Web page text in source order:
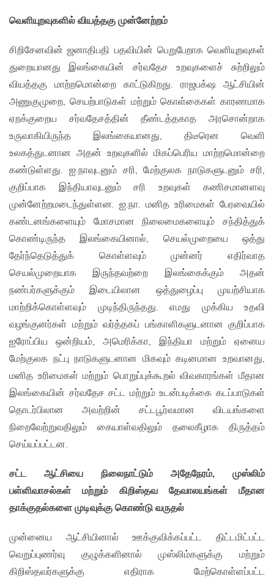
வெளியுறவுகளில் வியத்தகு முன்னேற்றம்
சிறிசேனவின் ஜனாதிபதி பதவியின் பெறுபேறாக வெளியுறவுகள்
துறையானது இலங்கையின் சர்வதேச உறவுகளைச் சுற்றிலும்
வியத்தகு மாற்றமொன்றை காட்டுகிறது. ராஜபக்‌ஷ ஆட்சியின்
அணுகுமுறை, செயற்பாடுகள் மற்றும் கொள்கைகள் காரணமாக
ஏறக்குறைய சர்வதேசத்தின் தீண்டத்தகாத அரசொன்றாக
உருவாகியிருந்த இலங்கையானது, திடீரென வெளி
உலகத்துடனான அதன் உறவுகளில் மிகப்பெரிய மாற்றமொன்றை
கண்டுள்ளது. ஐ.நாவுடனும் சரி, மேற்குலக நாடுகளுடனும் சரி,
குறிப்பாக இந்தியாவுடனும் சரி உறவுகள் கணிசமானளவு
முன்னேற்றமடைந்துள்ளன. ஐ.நா. மனித உரிமைகள் பேரவையில்
கண்டனங்களையும் மோசமான நிலைமைகளையும் சந்தித்துக்
கொண்டிருந்த இலங்கையினால், செயல்முறையை ஒத்து
தேர்ந்தெடுத்துக் கொள்ளவும் முன்னர் எதிர்வாத
செயல்முறையாக இருந்தவற்றை இலங்கைக்கும் அதன்
நண்பர்களுக்கும் இடையிலான ஒத்துழைப்பு முயற்சியாக
மாற்றிக்கொள்ளவும் முடிந்திருந்தது. எமது முக்கிய உதவி
வழங்குனர்கள் மற்றும் வர்த்தகப் பங்காளிகளுடனான குறிப்பாக
ஐரோப்பிய ஒன்றியம், அமெரிக்கா, இந்தியா மற்றும் ஏனைய
மேற்குலக நட்பு நாடுகளுடனான மிகவும் கடினமான உறவானது,
மனித உரிமைகள் மற்றும் பொறுப்புக்கூறல் விவகாரங்கள் மீதான
இலங்கையின் சர்வதேச சட்ட மற்றும் உடன்படிக்கை கடப்பாடுகள்
தொடர்பிலான அவற்றின் சட்டபூர்வமான விடயங்களை
நிறைவேற்றுவதிலும் கையாள்வதிலும் தலைகீழாக திருத்தம்
செய்யப்பட்டன.
சட்ட ஆட்சியை நிலைநாட்டும் அதேநேரம், முஸ்லிம்
பள்ளிவாசல்கள் மற்றும் கிறிஸ்தவ தேவாலயங்கள் மீதான
தாக்குதல்களை முடிவுக்கு கொண்டு வருதல்
முன்னைய ஆட்சியினால் ஊக்குவிக்கப்பட்ட திட்டமிட்பட்ட
வெறுப்புணர்வு குழுக்களினால் முஸ்லிம்களுக்கு மற்றும்
கிறிஸ்தவர்களுக்கு எதிராக மேற்கொள்ளப்பட்ட